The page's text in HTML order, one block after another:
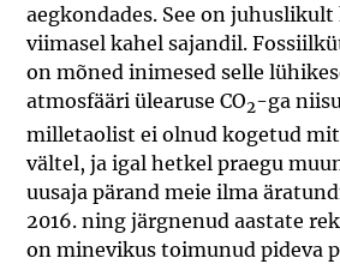
aegkondades. See on
viimasel kahel sajandil.
on mõned inimesed selle
atmosfääri ülearuse CO2-ga
milletaolist ei olnud kogetud
vältel, ja igal hetkel praegu
uusaja pärand meie ilma
2016. ning järgnenud aastate
on minevikus toimunud pideva